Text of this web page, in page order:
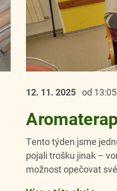
12. 11.2025 od 13:05
Tento týden jsme
pojali trošku jinak –
možnost opečovat